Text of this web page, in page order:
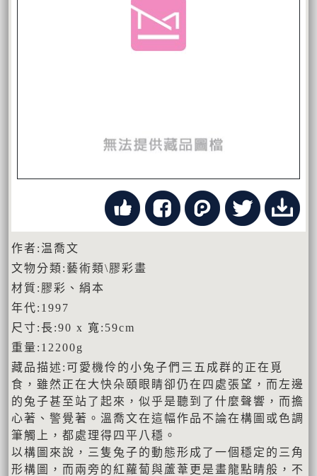
作者:温喬文
文物分類:藝術類\膠彩畫
材質:膠彩、絹本
年代:1997
尺寸:長:90 x 寬:59cm
重量:12200g
藏品描述:可愛機伶的小兔子們三五成群的正在覓
食，雖然正在大快朵頤眼睛卻仍在四處張望，而左邊
的兔子甚至站了起來，似乎是聽到了什麼聲響，而擔
心著、警覺著。溫喬文在這幅作品不論在構圖或色調
筆觸上，都處理得四平八穩。
以構圖來說，三隻兔子的動態形成了一個穩定的三角
形構圖，而兩旁的紅蘿蔔與蘆葦更是畫龍點睛般，不